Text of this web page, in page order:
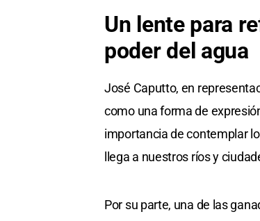
Un lente para
poder del agua
José Caputto, en
como una forma de
importancia de contemplar
llega a nuestros ríos y
Por su parte, una de las